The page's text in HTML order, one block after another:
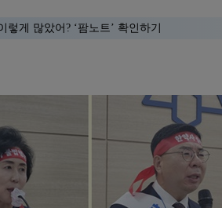
렇게 많았어? ‘팜노트’ 확인하기